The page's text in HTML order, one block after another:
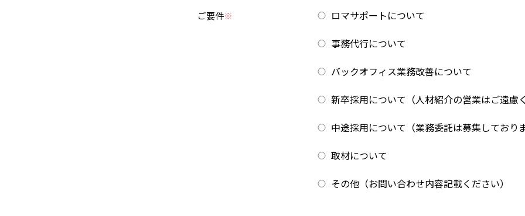
ご要件
ロマサポートについて
事務代行について
バックオフィス業務改善について
新卒採用について（人材紹介の営業はご遠慮
中途採用について（業務委託は募集しており
取材について
その他（お問い合わせ内容記載ください）